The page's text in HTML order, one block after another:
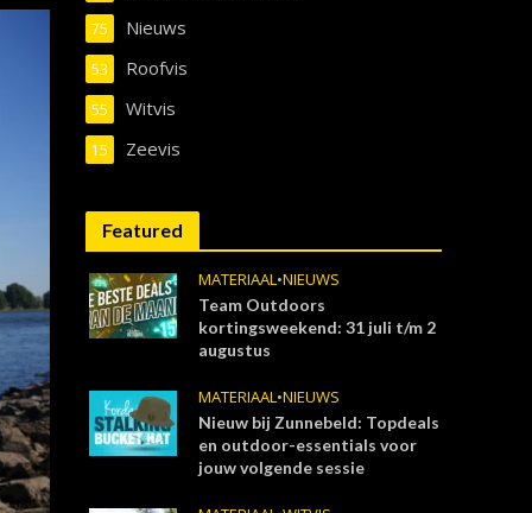
Nieuws
75
Roofvis
53
Witvis
55
Zeevis
15
Featured
MATERIAAL•NIEUWS
Team Outdoors
kortingsweekend: 31 juli t/m 2
augustus
MATERIAAL•NIEUWS
Nieuw bij Zunnebeld: Topdeals
en outdoor-essentials voor
jouw volgende sessie